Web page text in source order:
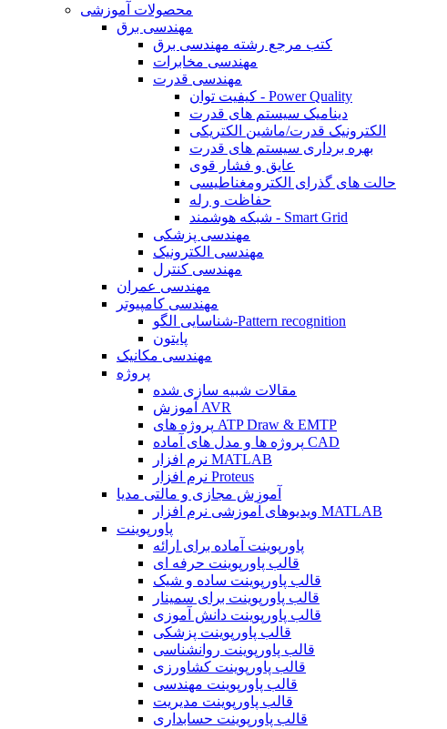
محصولات آموزشی
مهندسی برق
کتب مرجع رشته مهندسی برق
مهندسی مخابرات
مهندسی قدرت
کیفیت توان - Power Quality
دینامیک سیستم های قدرت
الکترونیک قدرت/ماشین الکتریکی
بهره برداری سیستم های قدرت
عایق و فشار قوی
حالت های گذرای الکترومغناطیسی
حفاظت و رله
شبکه هوشمند - Smart Grid
مهندسی پزشکی
مهندسی الکترونیک
مهندسی کنترل
مهندسی عمران
مهندسی کامپیوتر
شناسایی الگو-Pattern recognition
پایتون
مهندسی مکانیک
پروژه
مقالات شبیه سازی شده
آموزش AVR
پروژه های ATP Draw & EMTP
پروژه ها و مدل های آماده CAD
نرم افزار MATLAB
نرم افزار Proteus
آموزش مجازی و مالتی مدیا
ویدیوهای آموزشی نرم افزار MATLAB
پاورپوینت
پاورپوینت آماده برای ارائه
قالب پاورپوینت حرفه ای
قالب پاورپوینت ساده و شیک
قالب پاورپوینت برای سمینار
قالب پاورپوینت دانش آموزی
قالب پاورپوینت پزشکی
قالب پاورپوینت روانشناسی
قالب پاورپوینت کشاورزی
قالب پاورپوینت مهندسی
قالب پاورپوینت مدیریت
قالب پاورپوینت حسابداری